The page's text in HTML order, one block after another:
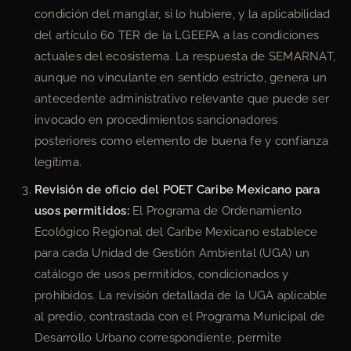
condición del manglar, si lo hubiere, y la aplicabilidad
del artículo 60 TER de la LGEEPA a las condiciones
actuales del ecosistema. La respuesta de SEMARNAT,
aunque no vinculante en sentido estricto, genera un
antecedente administrativo relevante que puede ser
invocado en procedimientos sancionadores
posteriores como elemento de buena fe y confianza
legítima.
Revisión de oficio del POET Caribe Mexicano para
usos permitidos:El Programa de Ordenamiento
Ecológico Regional del Caribe Mexicano establece
para cada Unidad de Gestión Ambiental (UGA) un
catálogo de usos permitidos, condicionados y
prohibidos. La revisión detallada de la UGA aplicable
al predio, contrastada con el Programa Municipal de
Desarrollo Urbano correspondiente, permite